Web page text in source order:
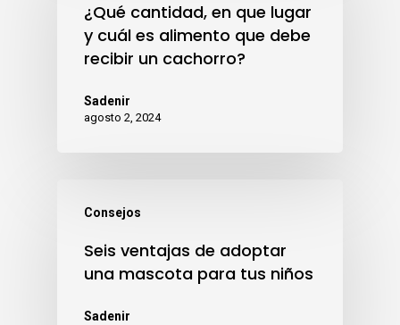
¿Qué cantidad, en que lugar
y cuál es alimento que debe
recibir un cachorro?
Sadenir
agosto 2, 2024
Consejos
Seis ventajas de adoptar
una mascota para tus niños
Sadenir